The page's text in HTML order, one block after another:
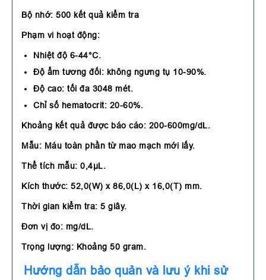
Bộ nhớ: 500 kết quả kiểm tra
Phạm vi hoạt động:
Nhiệt độ 6-44°C.
Độ ẩm tương đối: không ngưng tụ 10-90%.
Độ cao: tối đa 3048 mét.
Chỉ số hematocrit: 20-60%.
Khoảng kết quả được báo cáo: 200-600mg/dL.
Mẫu: Máu toàn phần từ mao mạch mới lấy.
Thể tích mẫu: 0,4µL.
Kích thước: 52,0(W) x 86,0(L) x 16,0(T) mm.
Thời gian kiểm tra: 5 giây.
Đơn vị đo: mg/dL.
Trọng lượng: Khoảng 50 gram.
Hướng dẫn bảo quản và lưu ý khi sử